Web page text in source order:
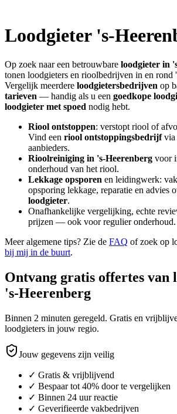
Loodgieter 's-
Op zoek naar een betrouwbare loodgieter in
tonen loodgieters en rioolbedrijven in en rond
Vergelijk meerdere loodgietersbedrijven op
tarieven — handig als u een goedkope
loodgieter met spoed nodig hebt.
Riool ontstoppen: verstopt riool of
Vind een riool ontstoppingsbedrijfvia
aanbieders.
Rioolreiniging in 's-Heerenberg voor
onderhoud van het riool.
Lekkage opsporen en leidingwerk:
opsporing lekkage, reparatie en advies
loodgieter.
Onafhankelijke vergelijking, echte
prijzen — ook voor regulier onderhoud.
Meer algemene tips? Zie de FAQ of zoek op
bij mij in de buurt.
Ontvang gratis offertes van
's-Heerenberg
Binnen 2 minuten geregeld. Gratis en
loodgieters in jouw regio.
Jouw gegevens zijn veilig
✓ Gratis & vrijblijvend
✓ Bespaar tot 40% door te vergelijken
✓ Binnen 24 uur reactie
✓ Geverifieerde vakbedrijven